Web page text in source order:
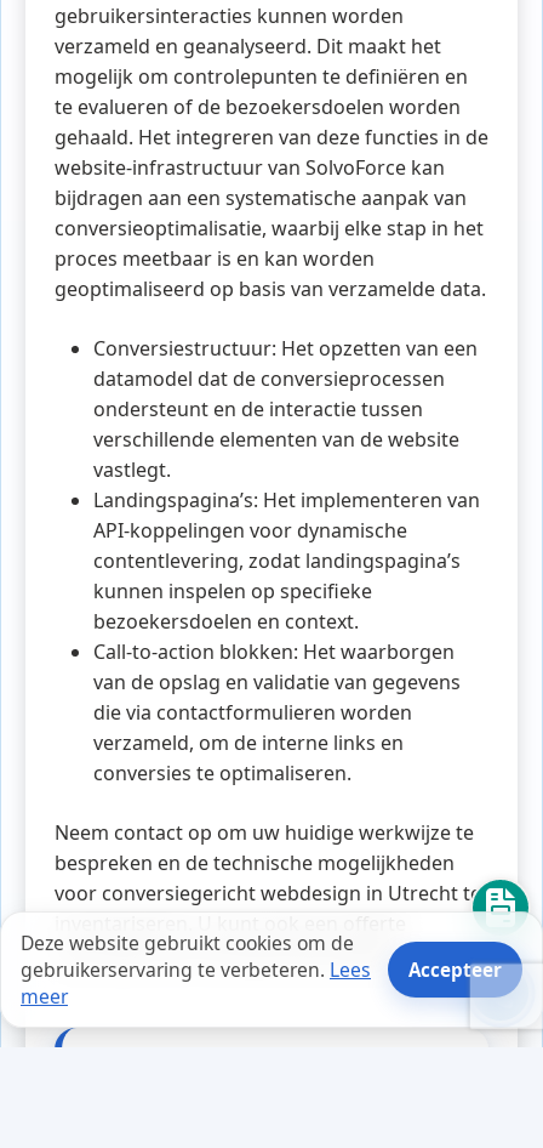
gebruikersinteracties kunnen worden
verzameld en geanalyseerd. Dit maakt het
mogelijk om controlepunten te definiëren en
te evalueren of de bezoekersdoelen worden
gehaald. Het integreren van deze functies in de
website-infrastructuur van SolvoForce kan
bijdragen aan een systematische aanpak van
conversieoptimalisatie, waarbij elke stap in het
proces meetbaar is en kan worden
geoptimaliseerd op basis van verzamelde data.
Conversiestructuur: Het opzetten van een
datamodel dat de conversieprocessen
ondersteunt en de interactie tussen
verschillende elementen van de website
vastlegt.
Landingspagina’s: Het implementeren van
API-koppelingen voor dynamische
contentlevering, zodat landingspagina’s
kunnen inspelen op specifieke
bezoekersdoelen en context.
Call-to-action blokken: Het waarborgen
van de opslag en validatie van gegevens
die via contactformulieren worden
verzameld, om de interne links en
conversies te optimaliseren.
Neem contact op om uw huidige werkwijze te
bespreken en de technische mogelijkheden
voor conversiegericht webdesign in Utrecht te
aanvragen voor een gerichte aanpak.
Deze website gebruikt cookies om de
gebruikerservaring te verbeteren. Lees
meer
Accepteer